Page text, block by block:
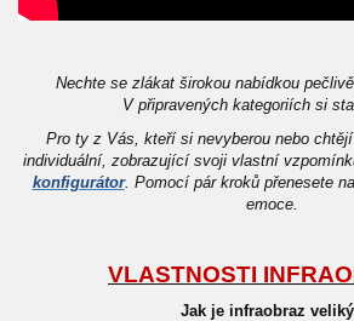
Nechte se zlákat širokou nabídkou
V připravených kategoriích si
Pro ty z Vás, kteří si nevyberou nebo
individuální, zobrazující svoji vlastní
konfigurátor. Pomocí pár kroků přenesete
emoce.
VLASTNOSTI
Jak je infraobraz